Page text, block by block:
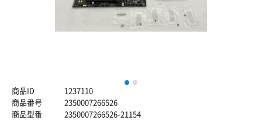
1
商品ID
1237110
商品番号
2350007266526
商品型番
2350007266526-21154